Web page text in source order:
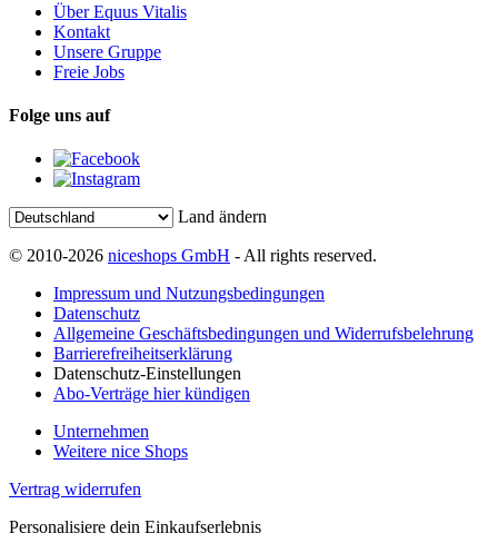
Über Equus Vitalis
Kontakt
Unsere Gruppe
Freie Jobs
Folge uns auf
Land ändern
© 2010-2026 niceshops GmbH - All rights reserved.
Impressum und Nutzungsbedingungen
Datenschutz
Allgemeine Geschäftsbedingungen und Widerrufsbelehrung
Barrierefreiheitserklärung
Datenschutz-Einstellungen
Abo-Verträge hier kündigen
Unternehmen
Weitere nice Shops
Vertrag widerrufen
Personalisiere dein Einkaufserlebnis